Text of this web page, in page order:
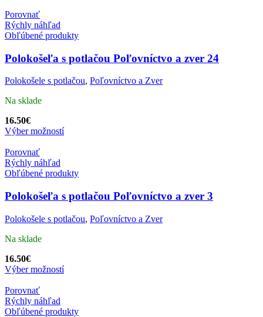
Porovnať
Rýchly náhľad
Obľúbené produkty
Polokošeľa s potlačou Poľovníctvo a zver 24
Polokošele s potlačou, Poľovníctvo a Zver
Na sklade
16.50€
Výber možností
Porovnať
Rýchly náhľad
Obľúbené produkty
Polokošeľa s potlačou Poľovníctvo a zver 3
Polokošele s potlačou, Poľovníctvo a Zver
Na sklade
16.50€
Výber možností
Porovnať
Rýchly náhľad
Obľúbené produkty